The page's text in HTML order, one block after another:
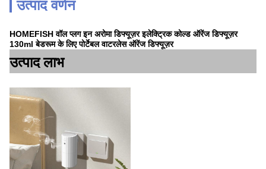
उत्पाद वर्णन
HOMEFISH वॉल प्लग इन अरोमा डिफ्यूज़र इलेक्ट्रिक कोल्ड ऑरेंज डिफ्यूज़र
130ml बेडरूम के लिए पोर्टेबल वाटरलेस ऑरेंज डिफ्यूज़र
उत्पाद लाभ